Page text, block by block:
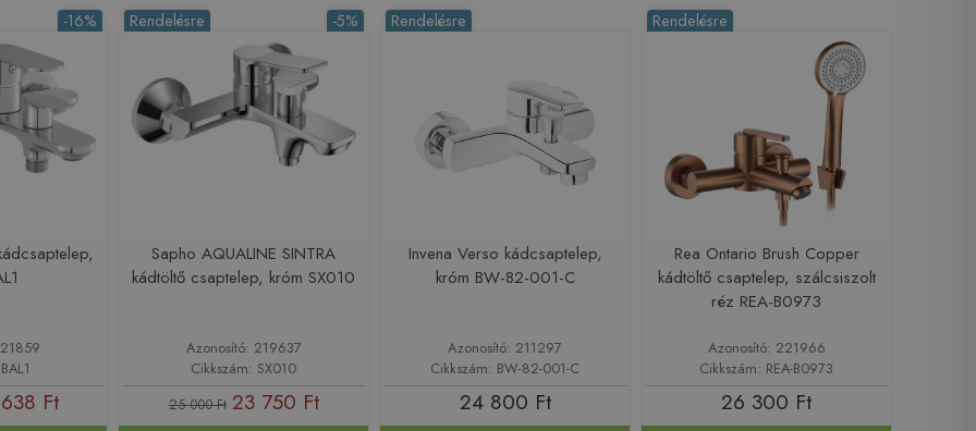
-16%
Ft
-5%
Rendelésre
Sapho AQUALINE SINTRA
kádtöltő csaptelep, króm SX010
Azonosító: 219637
Cikkszám: SX010
25 000 Ft 23 750 Ft
Rendelésre
Invena Verso kádcsaptelep,
króm BW-82-001-C
Azonosító: 211297
Cikkszám: BW-82-001-C
24 800 Ft
Rendelésre
Rea Ontario Brush Copper
kádtöltő csaptelep, szálcsiszolt
réz REA-B0973
Azonosító: 221966
Cikkszám: REA-B0973
26 300 Ft